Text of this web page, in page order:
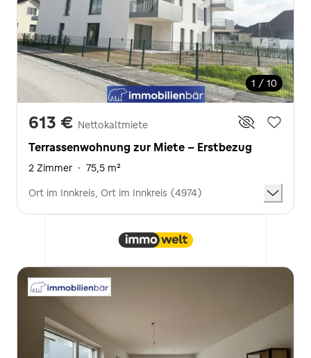
1 / 10
613 € Nettokaltmiete
Terrassenwohnung zur Miete - Erstbezug
2 Zimmer · 75,5 m²
Ort im Innkreis, Ort im Innkreis (4974)